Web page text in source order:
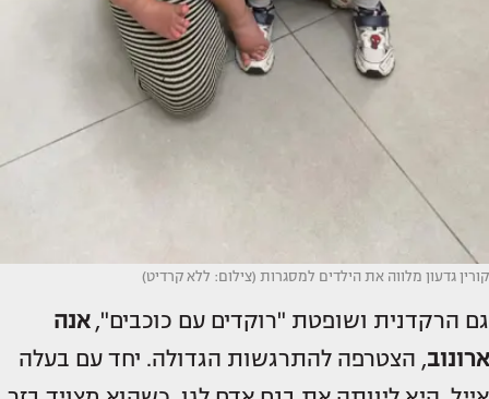
קורין גדעון מלווה את הילדים למסגרות (צילום: ללא קרדיט)
גם הרקדנית ושופטת "רוקדים עם כוכבים",אנה
ארונוב, הצטרפה להתרגשות הגדולה. יחד עם בעלה